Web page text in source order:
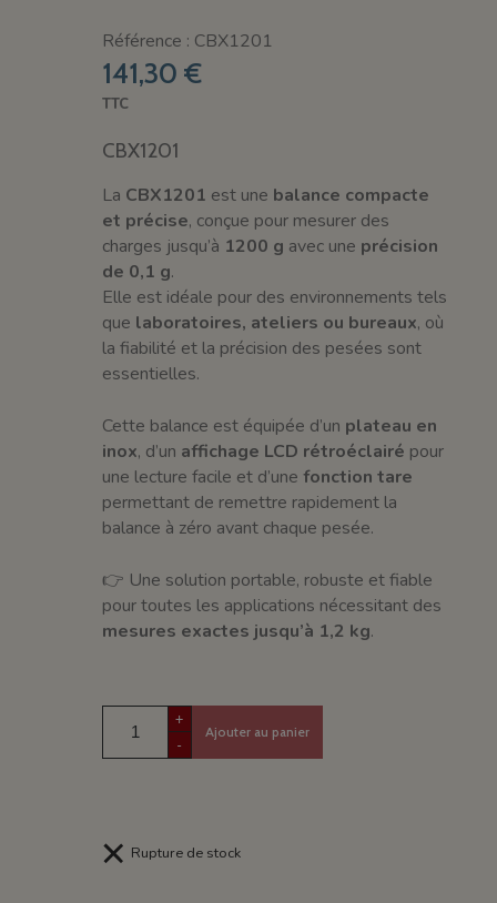
Référence : CBX1201
141,30 €
TTC
CBX1201
La CBX1201 est une balance compacte
et précise, conçue pour mesurer des
charges jusqu’à 1200 g avec une précision
de 0,1 g.
Elle est idéale pour des environnements tels
que laboratoires, ateliers ou bureaux, où
la fiabilité et la précision des pesées sont
essentielles.
Cette balance est équipée d’un plateau en
inox, d’un affichage LCD rétroéclairé pour
une lecture facile et d’unefonction tare
permettant de remettre rapidement la
balance à zéro avant chaque pesée.
👉 Une solution portable, robuste et fiable
pour toutes les applications nécessitant des
mesures exactes jusqu’à 1,2 kg.
+
-
Ajouter au panier
Rupture de stock